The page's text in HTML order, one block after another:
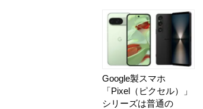
Google製スマホ
「Pixel（ピクセル）」
シリーズは普通の